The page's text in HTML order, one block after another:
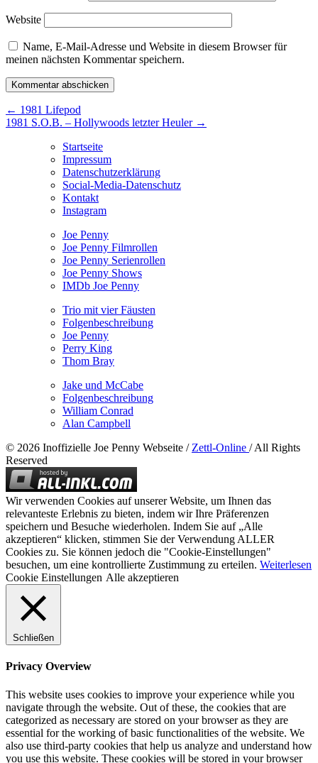
Website
Name, E-Mail-Adresse und Website in diesem Browser für
meinen nächsten Kommentar speichern.
Beitragsnavigation
← 1981 Lifepod
1981 S.O.B. – Hollywoods letzter Heuler →
Startseite
Impressum
Datenschutzerklärung
Social-Media-Datenschutz
Kontakt
Instagram
Joe Penny
Joe Penny Filmrollen
Joe Penny Serienrollen
Joe Penny Shows
IMDb Joe Penny
Trio mit vier Fäusten
Folgenbeschreibung
Joe Penny
Perry King
Thom Bray
Jake und McCabe
Folgenbeschreibung
William Conrad
Alan Campbell
© 2026 Inoffizielle Joe Penny Webseite / Zettl-Online / All Rights
Reserved
Wir verwenden Cookies auf unserer Website, um Ihnen das
relevanteste Erlebnis zu bieten, indem wir Ihre Präferenzen
speichern und Besuche wiederholen. Indem Sie auf „Alle
akzeptieren“ klicken, stimmen Sie der Verwendung ALLER
Cookies zu. Sie können jedoch die "Cookie-Einstellungen"
besuchen, um eine kontrollierte Zustimmung zu erteilen. Weiterlesen
Cookie Einstellungen Alle akzeptieren
Schließen
Privacy Overview
This website uses cookies to improve your experience while you
navigate through the website. Out of these, the cookies that are
categorized as necessary are stored on your browser as they are
essential for the working of basic functionalities of the website. We
also use third-party cookies that help us analyze and understand how
you use this website. These cookies will be stored in your browser